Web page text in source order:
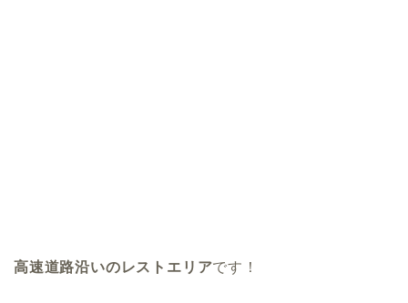
高速道路沿いのレストエリアです！